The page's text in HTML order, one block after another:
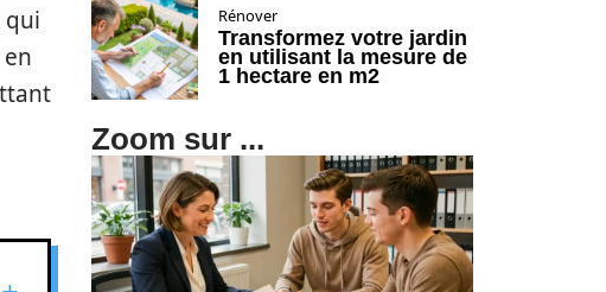
qui
Rénover
Transformez votre jardin
en utilisant la mesure de
1 hectare en m2
Zoom sur ...